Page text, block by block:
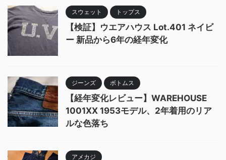
スウェット トップス
【検証】ウエアハウス Lot.401 ネイビ
ー 新品から6年の経年変化
ジーンズ ボトムス
【経年変化レビュー】WAREHOUSE
1001XX 1953モデル、2年着用のリア
ルな色落ち
アメカジ